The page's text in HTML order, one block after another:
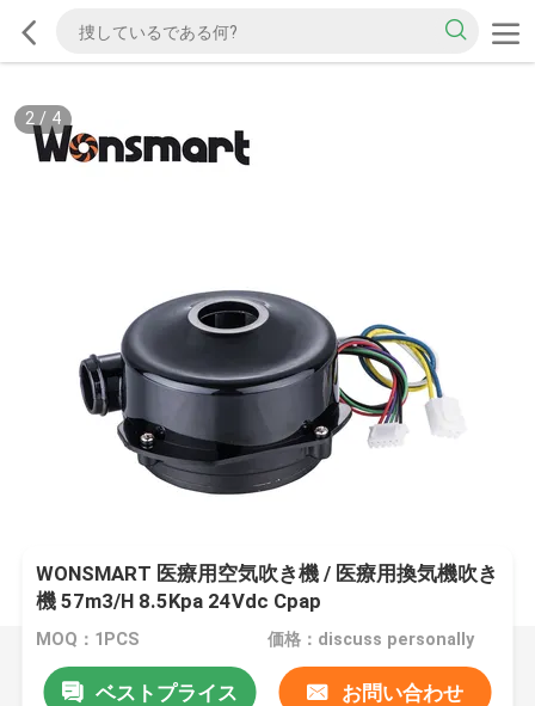
2/ 4
WONSMART 医療用空気吹き機 / 医療用換気機吹き
機 57m3/H 8.5Kpa 24Vdc Cpap
MOQ：1PCS 価格：discuss personally
ベストプライス お問い合わせ